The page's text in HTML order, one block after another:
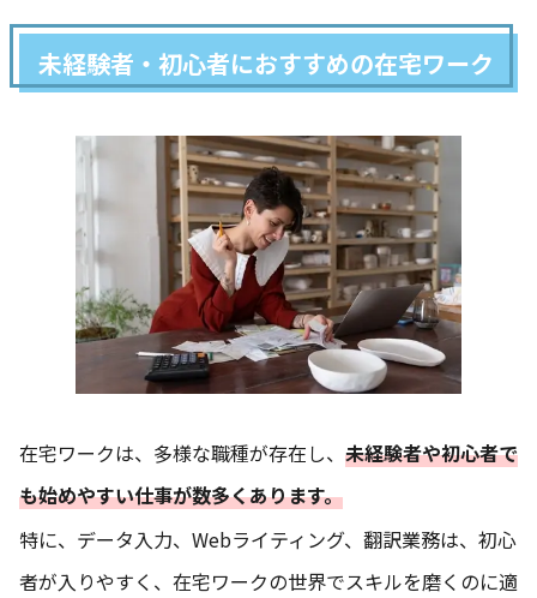
未経験者・初心者におすすめの在宅ワーク
在宅ワークは、多様な職種が存在し、 未経験者や初心者で
も始めやすい仕事が数多くあります。
特に、データ入力、Webライティング、翻訳業務は、初心
者が入りやすく、在宅ワークの世界でスキルを磨くのに適